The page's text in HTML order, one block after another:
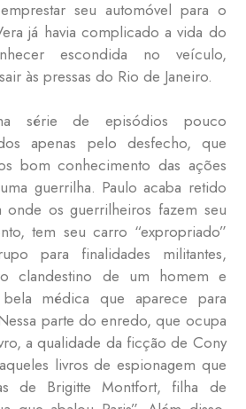
seu automóvel para o
já havia complicado a vida do
escondida no veículo,
às pressas do Rio de Janeiro.
série de episódios pouco
apenas pelo desfecho, que
bom conhecimento das ações
guerrilha. Paulo acaba retido
onde os guerrilheiros fazem seu
tem seu carro “expropriado”
para finalidades militantes,
clandestino de um homem e
médica que aparece para
parte do enredo, que ocupa
a qualidade da ficção de Cony
livros de espionagem que
de Brigitte Montfort, filha de